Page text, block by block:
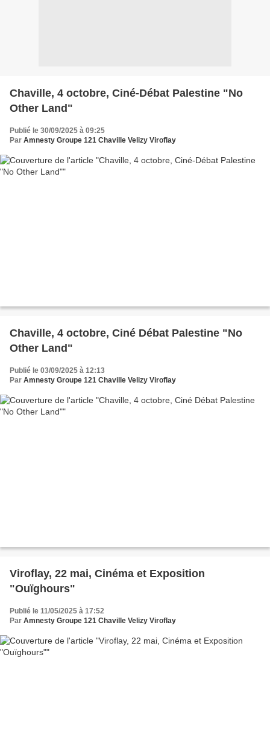
Chaville, 4 octobre, Ciné-Débat Palestine "No
Other Land"
Publié le 30/09/2025 à 09:25
Par Amnesty Groupe 121 Chaville Velizy Viroflay
Chaville, 4 octobre, Ciné Débat Palestine "No
Other Land"
Publié le 03/09/2025 à 12:13
Par Amnesty Groupe 121 Chaville Velizy Viroflay
Viroflay, 22 mai, Cinéma et Exposition
"Ouïghours"
Publié le 11/05/2025 à 17:52
Par Amnesty Groupe 121 Chaville Velizy Viroflay